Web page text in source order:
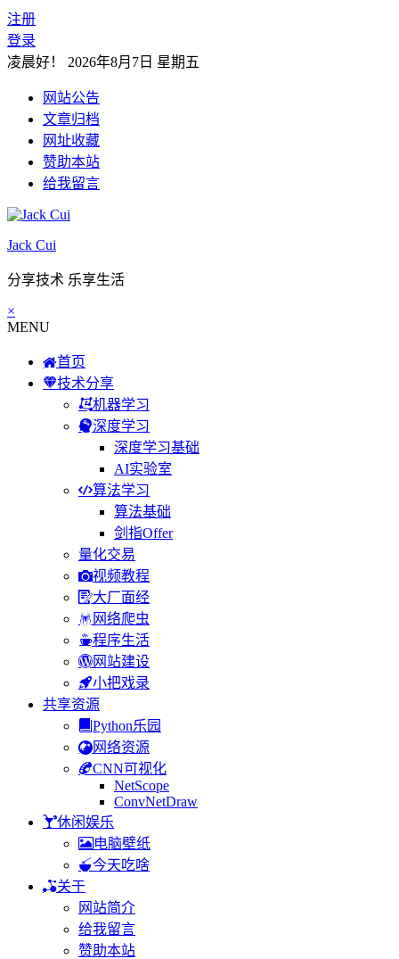
注册
登录
凌晨好！ 2026年8月7日 星期五
网站公告
文章归档
网址收藏
赞助本站
给我留言
Jack Cui
分享技术 乐享生活
×
MENU
首页
技术分享
机器学习
深度学习
深度学习基础
AI实验室
算法学习
算法基础
剑指Offer
量化交易
视频教程
大厂面经
网络爬虫
程序生活
网站建设
小把戏录
共享资源
Python乐园
网络资源
CNN可视化
NetScope
ConvNetDraw
休闲娱乐
电脑壁纸
今天吃啥
关于
网站简介
给我留言
赞助本站